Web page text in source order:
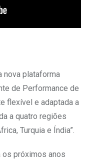
nova plataforma
de Performance de
flexível e adaptada a
a quatro regiões
Turquia e Índia”.
os próximos anos